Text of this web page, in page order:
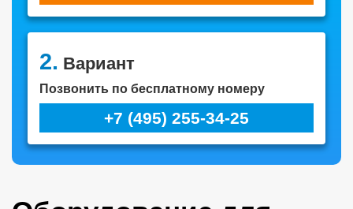
2. Вариант
Позвонить по бесплатному номеру
+7 (495) 255-34-25